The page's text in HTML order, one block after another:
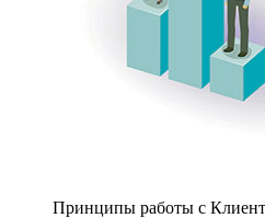
Принципы работы с